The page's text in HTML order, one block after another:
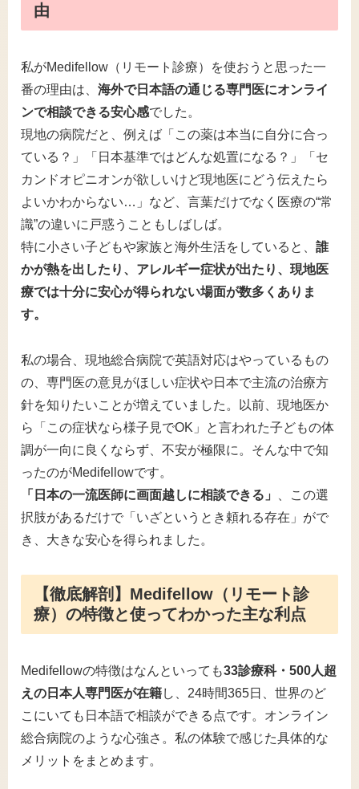
由
私がMedifellow（リモート診療）を使おうと思った一
番の理由は、 海外で日本語の通じる専門医にオンライ
ンで相談できる安心感でした。
現地の病院だと、例えば「この薬は本当に自分に合っ
ている？」「日本基準ではどんな処置になる？」「セ
カンドオピニオンが欲しいけど現地医にどう伝えたら
よいかわからない…」など、言葉だけでなく医療の“常
識”の違いに戸惑うこともしばしば。
特に小さい子どもや家族と海外生活をしていると、 誰
かが熱を出したり、アレルギー症状が出たり、現地医
療では十分に安心が得られない場面が数多くありま
す。
私の場合、現地総合病院で英語対応はやっているもの
の、専門医の意見がほしい症状や日本で主流の治療方
針を知りたいことが増えていました。以前、現地医か
ら「この症状なら様子見でOK」と言われた子どもの体
調が一向に良くならず、不安が極限に。そんな中で知
ったのがMedifellowです。
「日本の一流医師に画面越しに相談できる」
、この選
択肢があるだけで「いざというとき頼れる存在」がで
き、大きな安心を得られました。
【徹底解剖】Medifellow（リモート診
療）の特徴と使ってわかった主な利点
Medifellowの特徴はなんといっても33診療科・500人超
えの日本人専門医が在籍し、24時間365日、世界のど
こにいても日本語で相談ができる点です。オンライン
総合病院のような心強さ。私の体験で感じた具体的な
メリットをまとめます。